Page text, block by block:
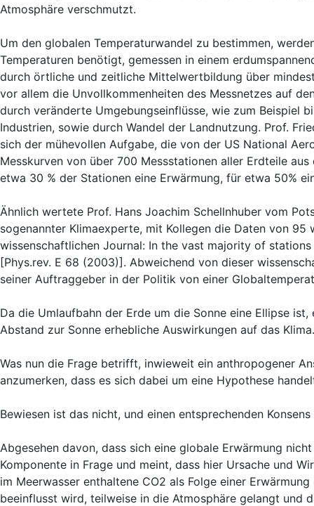
Atmosphäre verschmutzt.
Um den globalen Temperaturwandel zu bestimmen,
Temperaturen benötigt, gemessen in einem
durch örtliche und zeitliche Mittelwertbildung über
vor allem die Unvollkommenheiten des Messnetzes auf
durch veränderte Umgebungseinflüsse, wie zum Beispiel
Industrien, sowie durch Wandel der Landnutzung. Prof.
sich der mühevollen Aufgabe, die von der US National
Messkurven von über 700 Messstationen aller Erdteile
etwa 30 % der Stationen eine Erwärmung, für etwa 50%
Ähnlich wertete Prof. Hans Joachim Schellnhuber vom
sogenannter Klimaexperte, mit Kollegen die Daten von
wissenschaftlichen Journal: In the vast majority of
[Phys.rev. E 68 (2003)]. Abweichend von dieser
seiner Auftraggeber in der Politik von einer
Da die Umlaufbahn der Erde um die Sonne eine Ellipse
Abstand zur Sonne erhebliche Auswirkungen auf das Klima.
Was nun die Frage betrifft, inwieweit ein anthropogener
anzumerken, dass es sich dabei um eine Hypothese
Bewiesen ist das nicht, und einen entsprechenden
Abgesehen davon, dass sich eine globale Erwärmung
Komponente in Frage und meint, dass hier Ursache und
im Meerwasser enthaltene CO2 als Folge einer
beeinflusst wird, teilweise in die Atmosphäre gelangt und